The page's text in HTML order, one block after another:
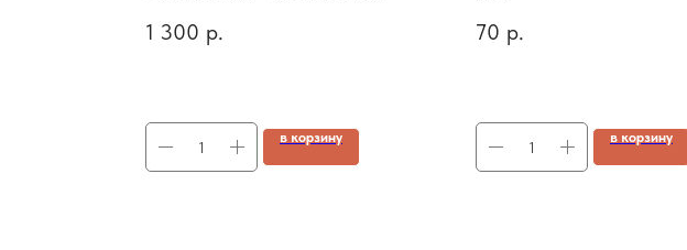
в сыром виде)
1 300 р.
в корзину
70 р.
в корзину